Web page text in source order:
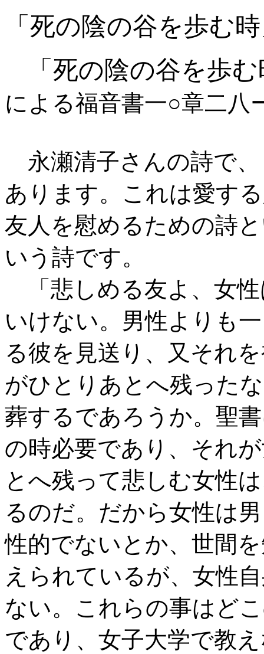
「死の陰の谷を歩む
「死の陰の谷を歩
による福音書一○章二八
永瀬清子さんの詩で
あります。これは愛す
友人を慰めるための詩
いう詩です。
「悲しめる友よ、女
いけない。男性よりも
る彼を見送り、又それ
がひとりあとへ残った
葬するであろうか。聖
の時必要であり、それ
とへ残って悲しむ女性
るのだ。だから女性は
性的でないとか、世間
えられているが、女性
ない。これらの事はど
であり、女子大学で教